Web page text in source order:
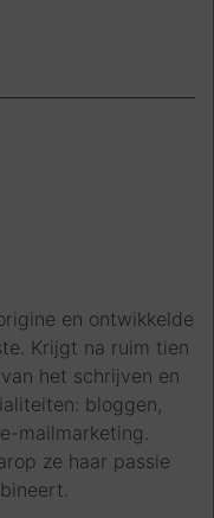
en ontwikkelde
Krijgt na ruim tien
het schrijven en
bloggen,
mailmarketing.
ze haar passie